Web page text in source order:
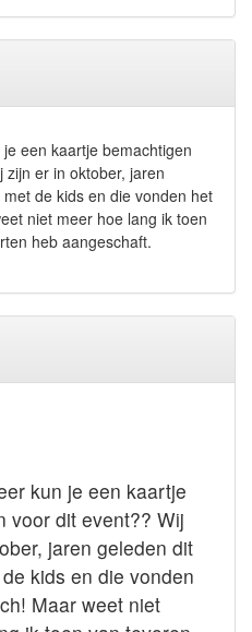
een kaartje bemachtigen
zijn er in oktober, jaren
de kids en die vonden het
niet meer hoe lang ik toen
heb aangeschaft.
kun je een kaartje
voor dit event?? Wij
jaren geleden dit
kids en die vonden
Maar weet niet